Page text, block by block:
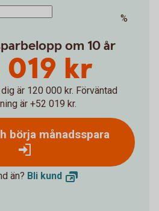
%
om 10 år
019 kr
är 120 000 kr. Förväntad
är +52 019 kr.
börja månadsspara
än? Bli kund